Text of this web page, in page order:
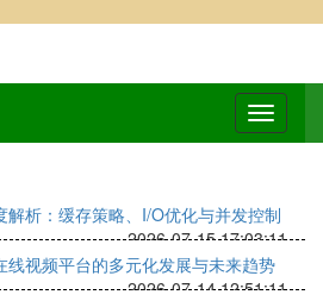
解析：缓存策略、I/O优化与并发控制
2026-07-15 17:03:11
线视频平台的多元化发展与未来趋势
2026-07-14 12:51:11